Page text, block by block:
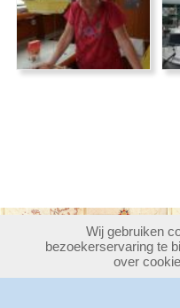
30391025
Wij gebruiken
bezoekerservaring te
over